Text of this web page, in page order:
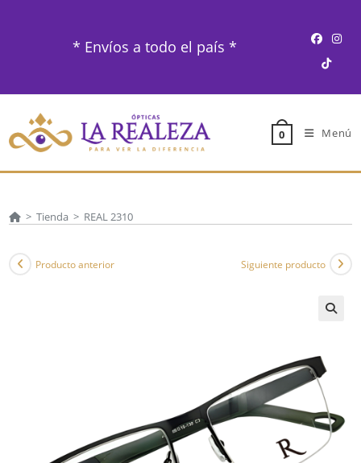
* Envíos a todo el país *
0 Menú
> Tienda > REAL 2310
Producto anterior Siguiente producto